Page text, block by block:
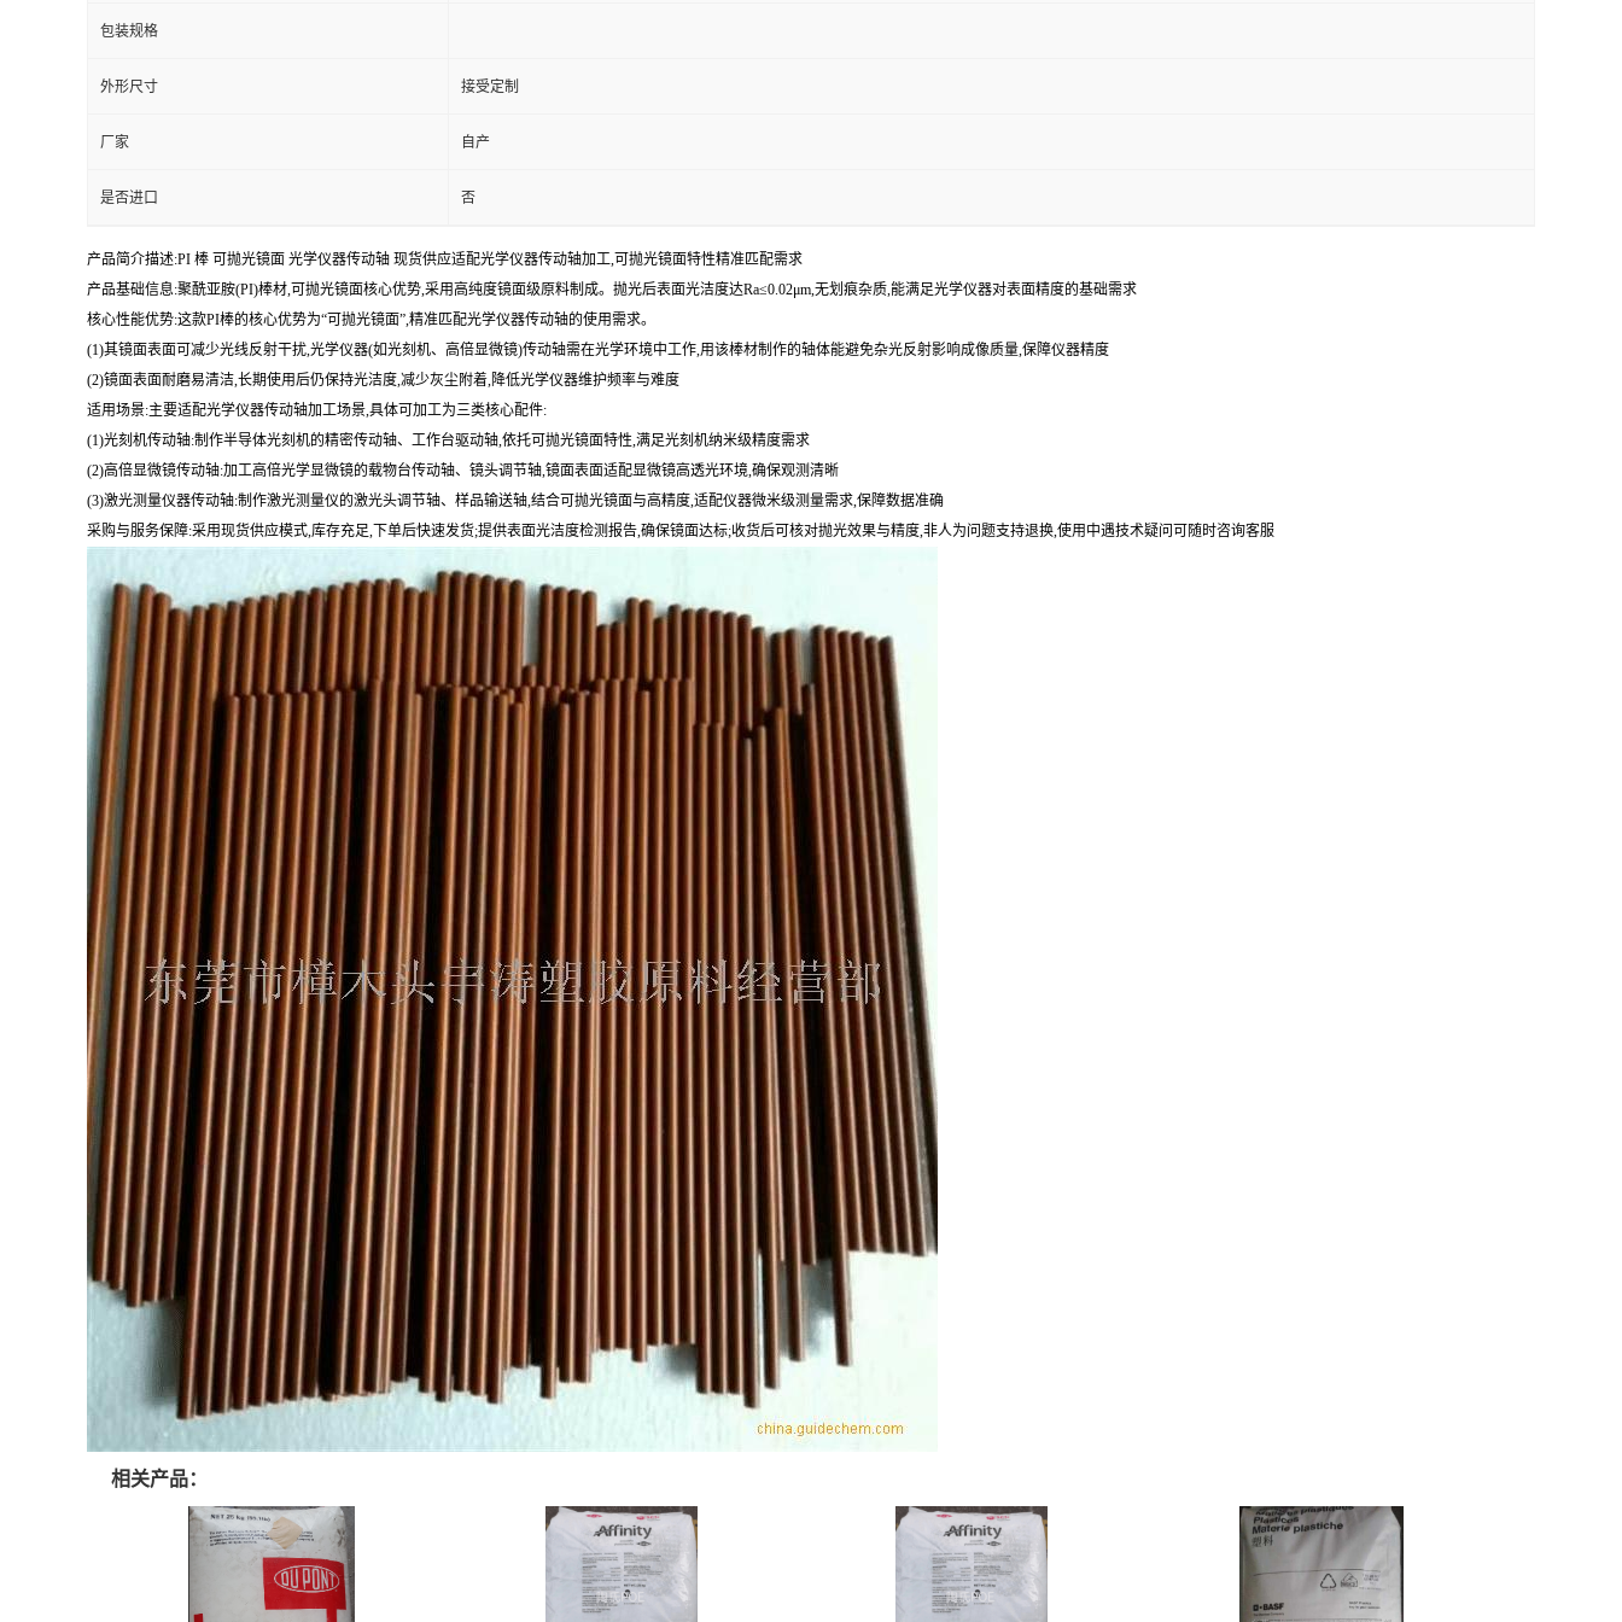
包装规格
外形尺寸 接受定制
厂家 自产
是否进口 否
产品简介描述:PI 棒 可抛光镜面 光学仪器传动轴 现货供应适配光学仪器传动轴加工,可抛光镜面特性精准匹配需求
产品基础信息:聚酰亚胺(PI)棒材,可抛光镜面核心优势,采用高纯度镜面级原料制成。抛光后表面光洁度达Ra≤0.02μm,无划痕杂质,能满足光学仪器对表面精度的基础需求
核心性能优势:这款PI棒的核心优势为“可抛光镜面”,精准匹配光学仪器传动轴的使用需求。
(1)其镜面表面可减少光线反射干扰,光学仪器(如光刻机、高倍显微镜)传动轴需在光学环境中工作,用该棒材制作的轴体能避免杂光反射影响成像质量,保障仪器精度
(2)镜面表面耐磨易清洁,长期使用后仍保持光洁度,减少灰尘附着,降低光学仪器维护频率与难度
适用场景:主要适配光学仪器传动轴加工场景,具体可加工为三类核心配件:
(1)光刻机传动轴:制作半导体光刻机的精密传动轴、工作台驱动轴,依托可抛光镜面特性,满足光刻机纳米级精度需求
(2)高倍显微镜传动轴:加工高倍光学显微镜的载物台传动轴、镜头调节轴,镜面表面适配显微镜高透光环境,确保观测清晰
(3)激光测量仪器传动轴:制作激光测量仪的激光头调节轴、样品输送轴,结合可抛光镜面与高精度,适配仪器微米级测量需求,保障数据准确
采购与服务保障:采用现货供应模式,库存充足,下单后快速发货;提供表面光洁度检测报告,确保镜面达标;收货后可核对抛光效果与精度,非人为问题支持退换,使用中遇技术疑问可随时咨询客服
相关产品：